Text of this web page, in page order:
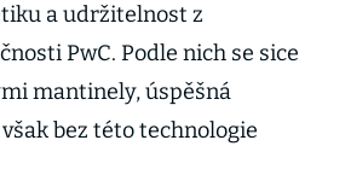
a udržitelnost z
PwC. Podle nich se sice
mantinely, úspěšná
bez této technologie